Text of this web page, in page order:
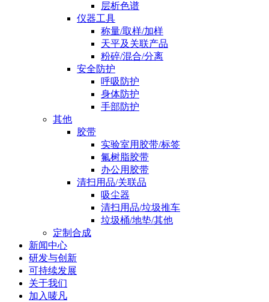
层析色谱
仪器工具
称量/取样/加样
天平及关联产品
粉碎/混合/分离
安全防护
呼吸防护
身体防护
手部防护
其他
胶带
实验室用胶带/标签
氟树脂胶带
办公用胶带
清扫用品/关联品
吸尘器
清扫用品/垃圾推车
垃圾桶/地垫/其他
定制合成
新闻中心
研发与创新
可持续发展
关于我们
加入唛凡